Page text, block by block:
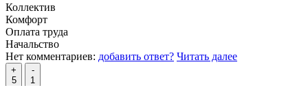
Коллектив
Комфорт
Оплата труда
Начальство
Нет комментариев: добавить ответ? Читать далее
+
5
-
1